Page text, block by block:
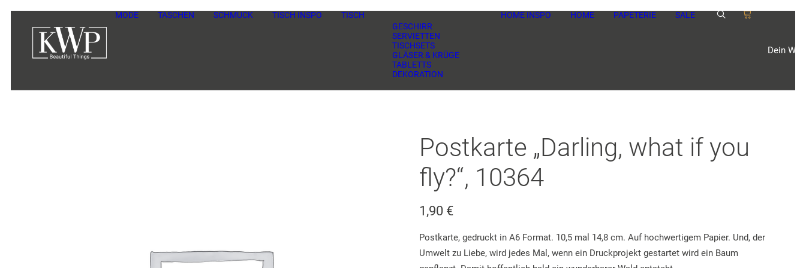
MODE TASCHEN SCHMUCK TISCH INSPO
TISCH
GESCHIRR
SERVIETTEN
TISCHSETS
GLÄSER & KRÜGE
TABLETTS
DEKORATION
HOME INSPO HOME PAPETERIE SALE
Dein
Postkarte „Darling, what if you
fly?“, 10364
1,90 €
Postkarte, gedruckt in A6 Format. 10,5 mal 14,8 cm. Auf hochwertigem Papier. Und, der
Umwelt zu Liebe, wird jedes Mal, wenn ein Druckprojekt gestartet wird ein Baum